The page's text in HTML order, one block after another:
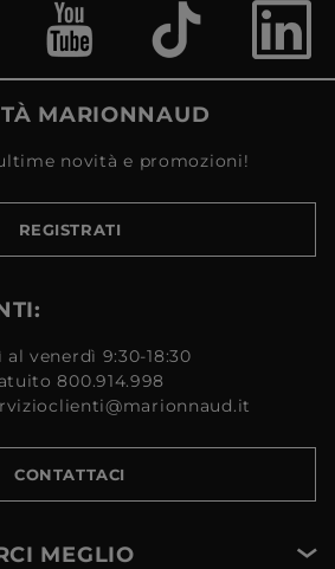
MARIONNAUD
novità e promozioni!
REGISTRATI
venerdì 9:30-18:30
800.914.998
CONTATTACI
MEGLIO